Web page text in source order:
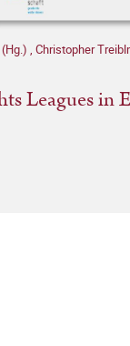
, Christopher
Leagues in